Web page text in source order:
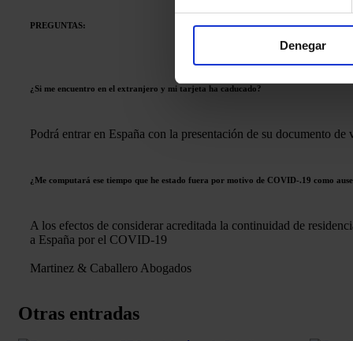
Denegar
PREGUNTAS:
¿Si me encuentro en el extranjero y mi tarjeta ha caducado?
Podrá entrar en España con la presentación de su documento
¿Me computará ese tiempo que he estado fuera por motivo de COVID-.19 como
A los efectos de considerar acreditada la continuidad de
a España por el COVID-19
Martinez & Caballero Abogados
Otras entradas